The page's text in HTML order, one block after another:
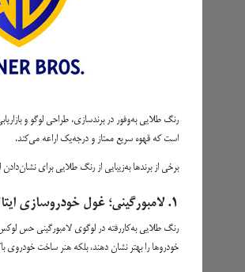
است که قهوه سریع ممتاز و درجه‌یک اراعه می‌کند.
برخی از برندها به‌زیبایی از رنگ طلایی برای
۱. لامبورگینی؛ غول خودروسازی ایتالیا
رنگ طلایی به‌کاررفته در لوگوی لامبورگینی حس
خودروها را بهتر نشان دهند، بلکه هنر ساخت خودروی